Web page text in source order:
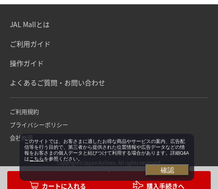
購入手続きへ
JAL Mallとは
ご利用ガイド
操作ガイド
よくあるご質問・お問い合わせ
ご利用規約
プライバシーポリシー
会社概要
Copyright©Japan Airlines. All rights reserved.
このサイトでは、お客さまに適したお得な商品やサービスの案内、広告配
信等を行う目的で、第三者から提供された位置情報や広告データなどの情
報をお客さまの個人データと結びつけて利用する場合があります。詳細Q&A
は こちらを参照ください。
確認